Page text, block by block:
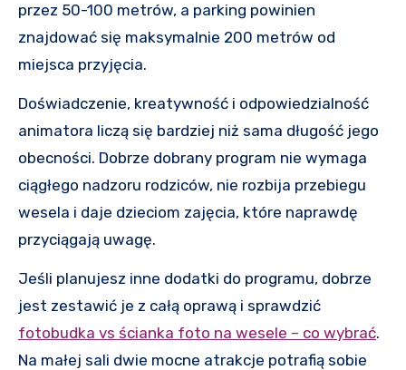
przez 50-100 metrów, a parking powinien
znajdować się maksymalnie 200 metrów od
miejsca przyjęcia.
Doświadczenie, kreatywność i odpowiedzialność
animatora liczą się bardziej niż sama długość jego
obecności. Dobrze dobrany program nie wymaga
ciągłego nadzoru rodziców, nie rozbija przebiegu
wesela i daje dzieciom zajęcia, które naprawdę
przyciągają uwagę.
Jeśli planujesz inne dodatki do programu, dobrze
jest zestawić je z całą oprawą i sprawdzić
fotobudka vs ścianka foto na wesele – co wybrać.
Na małej sali dwie mocne atrakcje potrafią sobie